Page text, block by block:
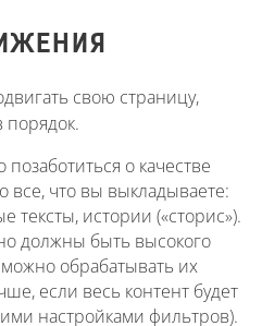
свою страницу,
порядок.
о качестве
все, что вы выкладываете:
тексты, истории («сторис»).
должны быть высокого
обрабатывать их
если весь контент будет
настройками фильтров).